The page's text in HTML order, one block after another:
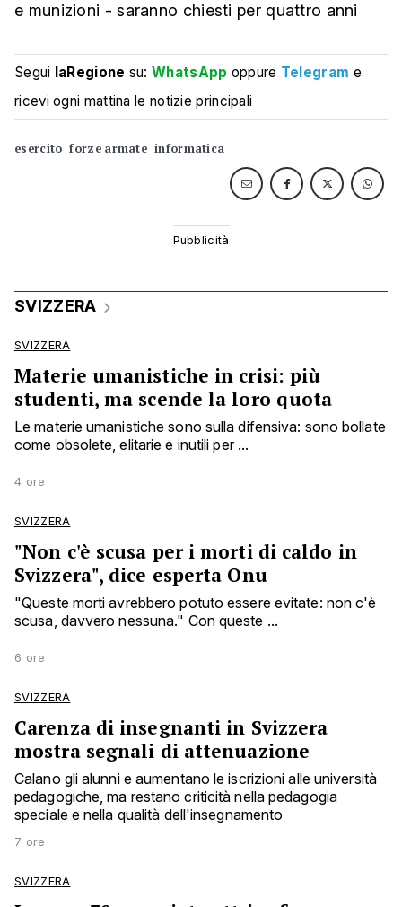
e munizioni - saranno chiesti per quattro anni
Segui laRegione su:WhatsApp oppure Telegram e
ricevi ogni mattina le notizie principali
esercito forze armate informatica
SVIZZERA
SVIZZERA
Materie umanistiche in crisi: più
studenti, ma scende la loro quota
Le materie umanistiche sono sulla difensiva: sono bollate
come obsolete, elitarie e inutili per ...
4 ore
SVIZZERA
"Non c'è scusa per i morti di caldo in
Svizzera", dice esperta Onu
"Queste morti avrebbero potuto essere evitate: non c'è
scusa, davvero nessuna." Con queste ...
6 ore
SVIZZERA
Carenza di insegnanti in Svizzera
mostra segnali di attenuazione
Calano gli alunni e aumentano le iscrizioni alle università
pedagogiche, ma restano criticità nella pedagogia
speciale e nella qualità dell'insegnamento
7 ore
SVIZZERA